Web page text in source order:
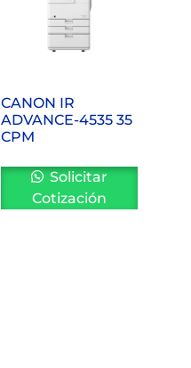
CANON IR
ADVANCE-4535 35
CPM
Solicitar
Cotización